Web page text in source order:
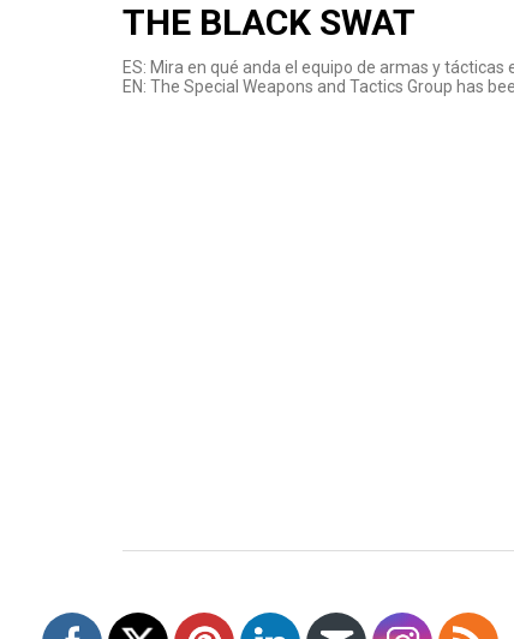
THE BLACK SWAT
ES: Mira en qué anda el equipo de armas y tácticas
EN: The Special Weapons and Tactics Group has